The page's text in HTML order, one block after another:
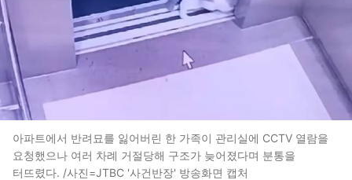
아파트에서 반려묘를 잃어버린 한 가족이 관리실에 CCTV 열람을
요청했으나 여러 차례 거절당해 구조가 늦어졌다며 분통을
터뜨렸다. /사진=JTBC '사건반장' 방송화면 캡처